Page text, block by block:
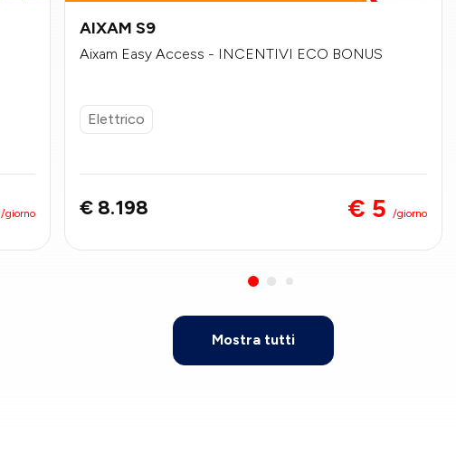
/giorno
AIXAM S9
Aixam Easy Access - INCENTIVI ECO BONUS
Elettrico
€ 8.198 € 5 /giorno
Mostra tutti